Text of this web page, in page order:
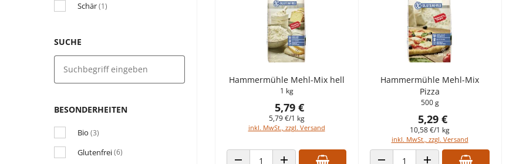
Schär(1)
SUCHE
BESONDERHEITEN
Bio (3)
Glutenfrei(6)
Hammermühle Mehl-Mix hell
1 kg
5,79 €
5,79 €/1 kg
inkl. MwSt., zzgl. Versand
Hammermühle Mehl-Mix
Pizza
500 g
5,29 €
10,58 €/1 kg
inkl. MwSt., zzgl. Versand